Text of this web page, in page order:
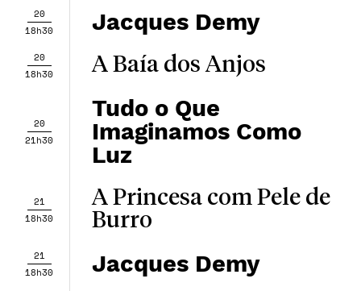
20
18h30
Jacques Demy
20
18h30
A Baía dos Anjos
20
21h30
Tudo o Que
Imaginamos Como
Luz
21
18h30
A Princesa com Pele de
Burro
21
18h30
Jacques Demy